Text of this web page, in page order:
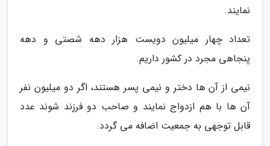
نمایند.
تعداد چهار میلیون دویست هزار دهه شصتی و دهه
پنجاهی مجرد در کشور داریم.
نیمی از آن ها دختر و نیمی پسر هستند، اگر دو میلیون نفر
آن ها با هم ازدواج نمایند و صاحب دو فرزند شوند عدد
قابل توجهی به جمعیت اضافه می گردد.